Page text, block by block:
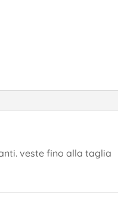
veste fino alla taglia